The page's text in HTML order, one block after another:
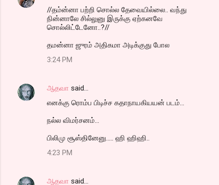
//தம்ன்னா பற்றி சொல்ல தேவையில்லை.. வந்து
நின்னாலே சில்லுனு இருக்கு ஏற்கனவே
சொல்லிட்டேனோ..?//
தமன்னா ஜுரம் அதிகமா அடிக்குது போல
3:24 PM
ஆதவா said…
எனக்கு ரொம்ப பிடிச்ச கதாநாயகியயன் படம்...
நல்ல விமர்சனம்...
பிலிமு சூஸ்தினேனு..... ஹி ஹிஹி..
4:23 PM
ஆதவா said…